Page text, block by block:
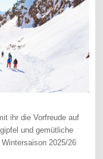
ihr die Vorfreude auf
und gemütliche
2025/26